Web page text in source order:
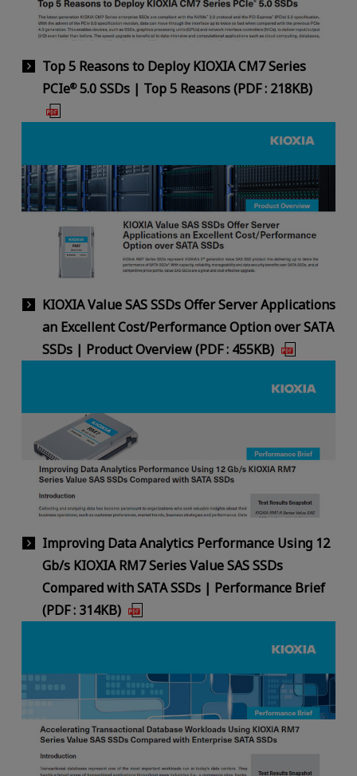
Top 5 Reasons to Deploy KIOXIA CM7 Series
PCIe®5.0 SSDs | Top 5 Reasons (PDF : 218KB)
KIOXIA Value SAS SSDs Offer Server Applications
an Excellent Cost/Performance Option over SATA
SSDs | Product Overview (PDF : 455KB)
Improving Data Analytics Performance Using 12
Gb/s KIOXIA RM7 Series Value SAS SSDs
Compared with SATA SSDs | Performance Brief
(PDF : 314KB)